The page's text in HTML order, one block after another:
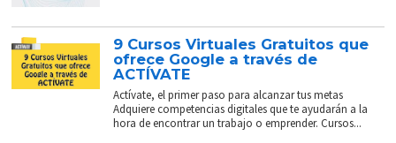
9 Cursos Virtuales Gratuitos que
ofrece Google a través de
ACTÍVATE
Actívate, el primer paso para alcanzar tus metas
Adquiere competencias digitales que te ayudarán a la
hora de encontrar un trabajo o emprender. Cursos...